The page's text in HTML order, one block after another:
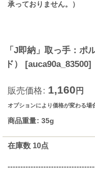
承っておりません。）
「J即納」取っ手：ポ
ド）
[auca90a_83500]
販売価格: 1,160 円
オプションにより価格が変わる場
商品重量: 35g
在庫数 10点